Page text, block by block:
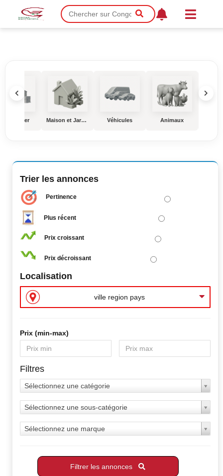
Immobilier Maison et Jardin Véhicules Animaux
Trier les annonces
Pertinence
Plus récent
Prix croissant
Prix décroissant
Localisation
ville region pays
Prix ​​(min-max)
Filtres
Sélectionnez une catégorie
Sélectionnez une sous-catégorie
Sélectionnez une marque
Filtrer les annonces